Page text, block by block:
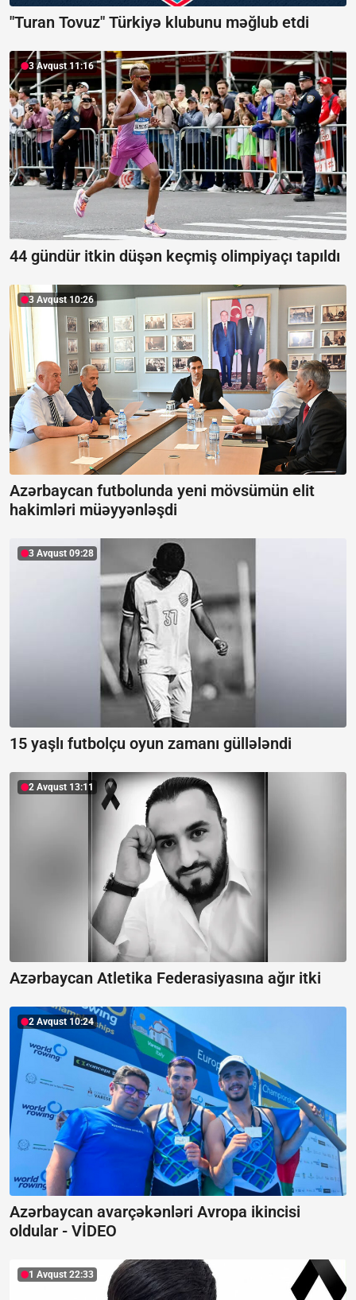
"Turan Tovuz" Türkiyə klubunu məğlub etdi
3 Avqust 11:16
44 gündür itkin düşən keçmiş olimpiyaçı tapıldı
3 Avqust 10:26
Azərbaycan futbolunda yeni mövsümün elit
hakimləri müəyyənləşdi
3 Avqust 09:28
15 yaşlı futbolçu oyun zamanı güllələndi
2 Avqust 13:11
Azərbaycan Atletika Federasiyasına ağır itki
2 Avqust 10:24
Azərbaycan avarçəkənləri Avropa ikincisi
oldular - VİDEO
1 Avqust 22:33